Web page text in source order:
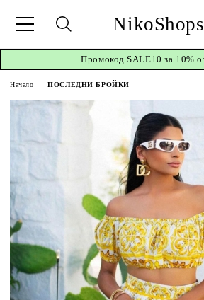
NikoShops
ПромокодSALE10 за 10%
Начало ПОСЛЕДНИ БРОЙКИ